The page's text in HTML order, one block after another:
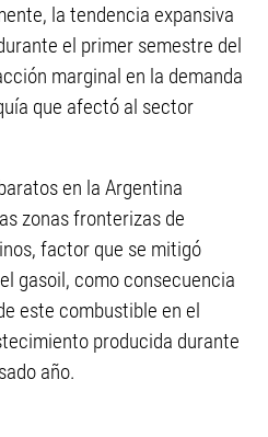
la tendencia expansiva
el primer semestre del
marginal en la demanda
que afectó al sector
en la Argentina
zonas fronterizas de
factor que se mitigó
gasoil, como consecuencia
este combustible en el
producida durante
año.